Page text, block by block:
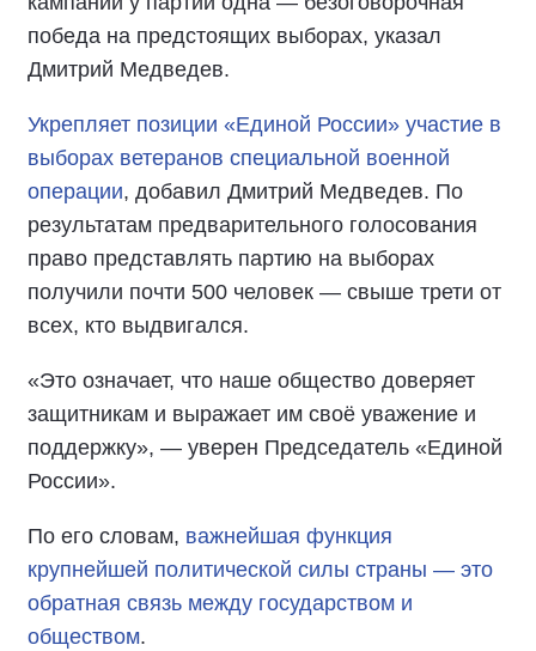
победа на предстоящих выборах, указал
Дмитрий Медведев.
Укрепляет позиции «Единой России» участие в
выборах ветеранов специальной военной
операции, добавил Дмитрий Медведев. По
результатам предварительного голосования
право представлять партию на выборах
получили почти 500 человек — свыше трети от
всех, кто выдвигался.
«Это означает, что наше общество доверяет
защитникам и выражает им своё уважение и
поддержку», — уверен Председатель «Единой
России».
По его словам, важнейшая функция
крупнейшей политической силы страны — это
обратная связь между государством и
обществом.